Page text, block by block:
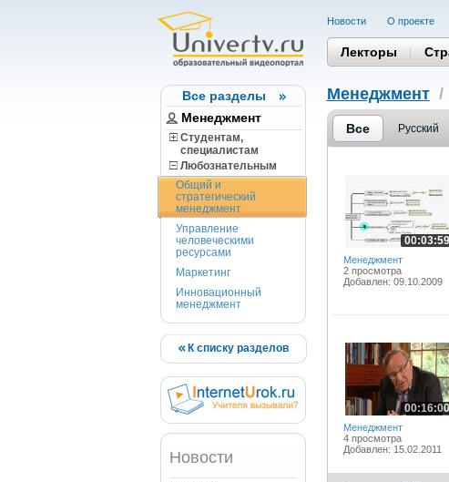
Все разделы
Менеджмент
Студентам,
cпециалистам
Любознательным
Общий и
стратегический
менеджмент
Управление
человеческими
ресурсами
Маркетинг
Инновационный
менеджмент
К списку разделов
Новости
Новости О проекте
Лекторы
Менеджмент/
Все Русский
00:03:59
Менеджмент
2 просмотра
Добавлен: 09.10.2009
00:16:00
Менеджмент
4 просмотра
Добавлен: 15.02.2011